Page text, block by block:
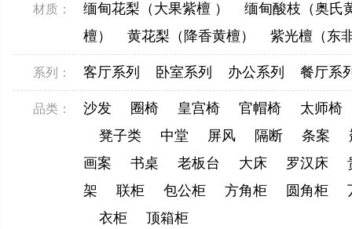
材质： 缅甸花梨（大果紫檀 ）
缅甸酸枝（奥氏
檀）
黄花梨（降香黄檀） 紫光檀（东
系列： 客厅系列 卧室系列 办公系列 餐厅系
品类： 沙发 圈椅 皇宫椅 官帽椅
太师椅
凳子类
中堂 屏风 隔断 条案
画案
书桌 老板台 大床 罗汉床
架
联柜 包公柜 方角柜 圆角柜
衣柜
顶箱柜